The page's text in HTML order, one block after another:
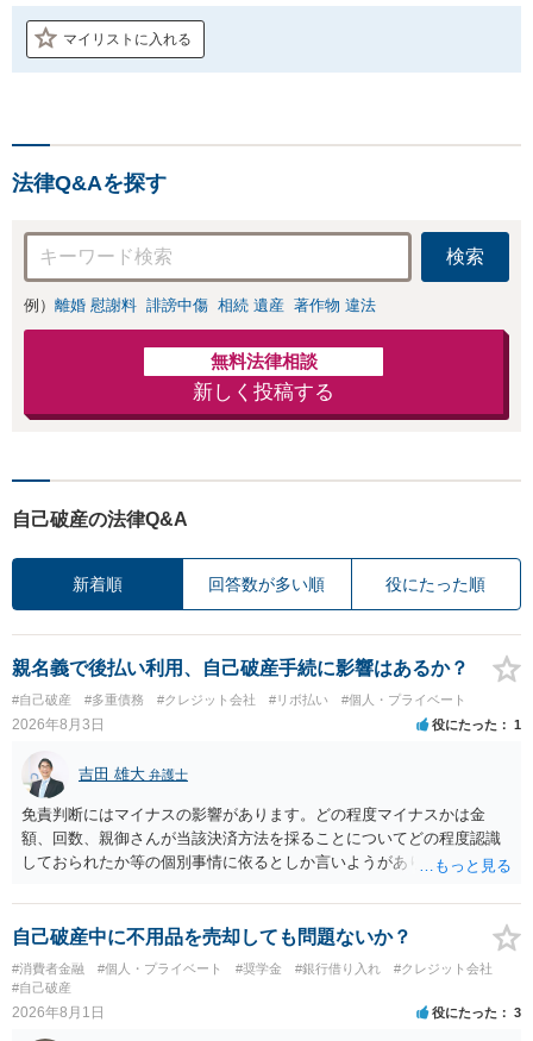
マイリストに入れる
法律Q&Aを探す
検索
例） 離婚 慰謝料 誹謗中傷 相続 遺産 著作物 違法
無料法律相談
新しく投稿する
自己破産の法律Q&A
新着順 回答数が多い順 役にたった順
親名義で後払い利用、自己破産手続に影響はあるか？
#自己破産 #多重債務 #クレジット会社 #リボ払い #個人・プライベート
2026年8月3日 役にたった 1
吉田 雄大 弁護士
免責判断にはマイナスの影響があります。どの程度マイナスかは金
額、回数、親御さんが当該決済方法を採ることについてどの程度認識
しておられたか等の個別事情に依るとしか言いようがありません。 と
なって相談し、善後策を考えることをお勧めします。
自己破産中に不用品を売却しても問題ないか？
#消費者金融 #個人・プライベート #奨学金 #銀行借り入れ
#クレジット会社
#自己破産
2026年8月1日 役にたった 3